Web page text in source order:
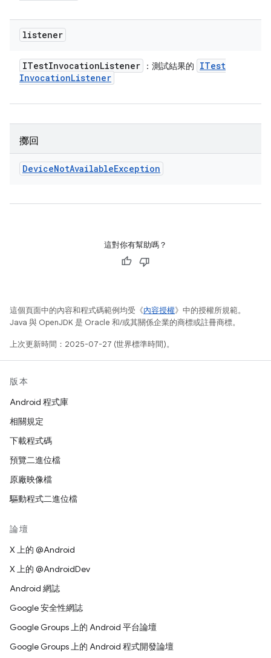
listener
ITestInvocationListener ：測試結果的
ITest
InvocationListener
擲回
DeviceNotAvailableException
這對你有幫助嗎？
這個頁面中的內容和程式碼範例均受《內容授權》中的授權所規範。
Java 與 OpenJDK 是 Oracle 和/或其關係企業的商標或註冊商標。
上次更新時間：2025-07-27 (世界標準時間)。
版本
Android 程式庫
相關規定
下載程式碼
預覽二進位檔
原廠映像檔
驅動程式二進位檔
論壇
X 上的 @Android
X 上的 @AndroidDev
Android 網誌
Google 安全性網誌
Google Groups 上的 Android 平台論壇
Google Groups 上的 Android 程式開發論壇